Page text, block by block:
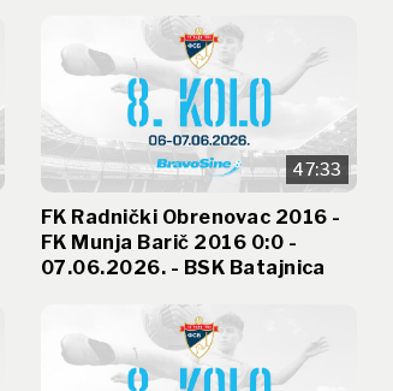
47:33
FK Radnički Obrenovac 2016 -
FK Munja Barič 2016 0:0 -
07.06.2026. - BSK Batajnica